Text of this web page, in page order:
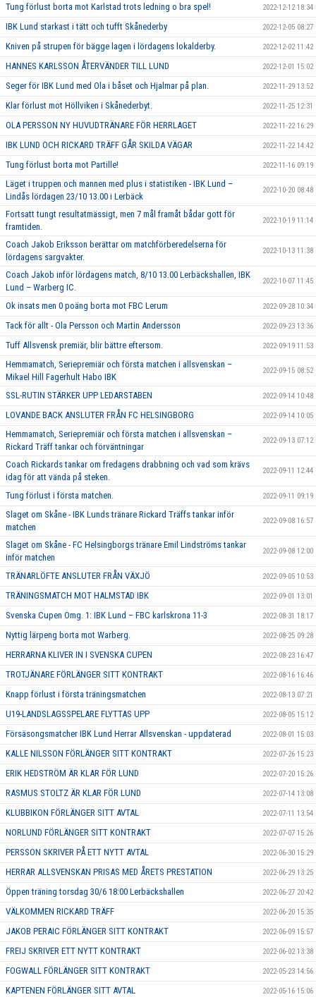
Tung förlust borta mot Karlstad trots ledning o bra spel! 2022-12-12 18:34
IBK Lund starkast i tätt och tufft Skånederby 2022-12-05 08:27
Kniven på strupen för bägge lagen i lördagens lokalderby. 2022-12-02 11:42
HANNES KARLSSON ÅTERVÄNDER TILL LUND 2022-12-01 15:02
Seger för IBK Lund med Ola i båset och Hjalmar på plan. 2022-11-29 13:52
Klar förlust mot Höllviken i Skånederbyt. 2022-11-25 12:31
OLA PERSSON NY HUVUDTRÄNARE FÖR HERRLAGET 2022-11-22 16:29
IBK LUND OCH RICKARD TRÄFF GÅR SKILDA VÄGAR 2022-11-22 14:42
Tung förlust borta mot Partille! 2022-11-16 09:19
Läget i truppen och mannen med plus i statistiken - IBK Lund –
Lindås lördagen 23/10 13.00 i Lerbäck
2022-10-20 08:48
Fortsatt tungt resultatmässigt, men 7 mål framåt bådar gott för
framtiden.
2022-10-19 11:14
Coach Jakob Eriksson berättar om matchförberedelserna för
lördagens sargvakter.
2022-10-13 11:38
Coach Jakob inför lördagens match, 8/10 13.00 Lerbäckshallen, IBK
Lund – Warberg IC.
2022-10-07 11:45
Ok insats men 0 poäng borta mot FBC Lerum 2022-09-28 10:34
Tack för allt - Ola Persson och Martin Andersson 2022-09-23 13:36
Tuff Allsvensk premiär, blir bättre eftersom. 2022-09-19 11:53
Hemmamatch, Seriepremiär och första matchen i allsvenskan –
Mikael Hill Fagerhult Habo IBK
2022-09-15 08:52
SSL-RUTIN STÄRKER UPP LEDARSTABEN 2022-09-14 10:48
LOVANDE BACK ANSLUTER FRÅN FC HELSINGBORG 2022-09-14 10:05
Hemmamatch, Seriepremiär och första matchen i allsvenskan –
Rickard Träff tankar och förväntningar
2022-09-13 07:12
Coach Rickards tankar om fredagens drabbning och vad som krävs
idag för att vända på steken.
2022-09-11 12:44
Tung förlust i första matchen. 2022-09-11 09:19
Slaget om Skåne - IBK Lunds tränare Rickard Träffs tankar inför
matchen
2022-09-08 16:57
Slaget om Skåne - FC Helsingborgs tränare Emil Lindströms tankar
inför matchen
2022-09-08 12:00
TRÄNARLÖFTE ANSLUTER FRÅN VÄXJÖ 2022-09-05 10:53
TRÄNINGSMATCH MOT HALMSTAD IBK 2022-09-01 13:01
Svenska Cupen Omg. 1: IBK Lund – FBC karlskrona 11-3 2022-08-31 18:17
Nyttig lärpeng borta mot Warberg. 2022-08-25 09:28
HERRARNA KLIVER IN I SVENSKA CUPEN 2022-08-23 16:47
TROTJÄNARE FÖRLÄNGER SITT KONTRAKT 2022-08-16 16:46
Knapp förlust i första träningsmatchen 2022-08-13 07:21
U19-LANDSLAGSSPELARE FLYTTAS UPP 2022-08-05 15:12
Försäsongsmatcher IBK Lund Herrar Allsvenskan - uppdaterad 2022-08-01 15:03
KALLE NILSSON FÖRLÄNGER SITT KONTRAKT 2022-07-26 15:23
ERIK HEDSTRÖM ÄR KLAR FÖR LUND 2022-07-20 15:26
RASMUS STOLTZ ÄR KLAR FÖR LUND 2022-07-14 13:08
KLUBBIKON FÖRLÄNGER SITT AVTAL 2022-07-11 13:54
NORLUND FÖRLÄNGER SITT KONTRAKT 2022-07-07 15:26
PERSSON SKRIVER PÅ ETT NYTT AVTAL 2022-06-30 15:29
HERRAR ALLSVENSKAN PRISAS MED ÅRETS PRESTATION 2022-06-29 13:25
Öppen träning torsdag 30/6 18:00 Lerbäckshallen 2022-06-27 20:42
VÄLKOMMEN RICKARD TRÄFF 2022-06-20 15:35
JAKOB PERAIC FÖRLÄNGER SITT KONTRAKT 2022-06-09 15:57
FREIJ SKRIVER ETT NYTT KONTRAKT 2022-06-02 13:38
FOGWALL FÖRLÄNGER SITT KONTRAKT 2022-05-23 14:56
KAPTENEN FÖRLÄNGER SITT AVTAL 2022-05-16 15:06